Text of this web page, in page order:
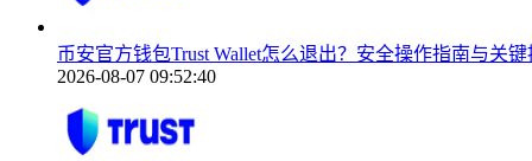
币安官方钱包Trust Wallet怎么退出？安全操作指南与关键
2026-08-07 09:52:40